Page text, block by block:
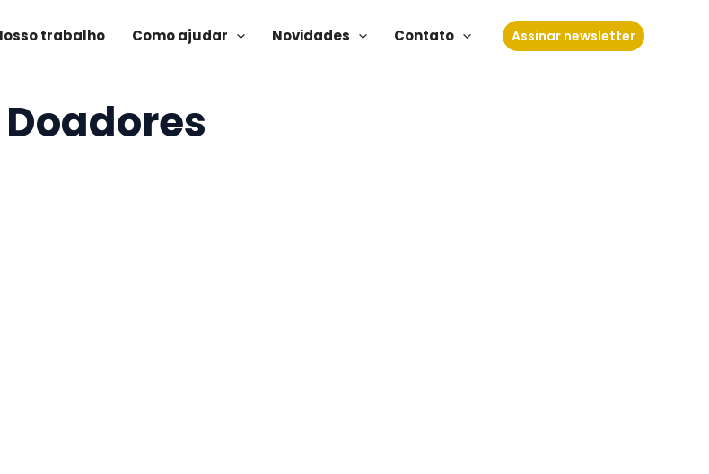
trabalho Como ajudar Novidades Contato Assinar newsletter
Doadores